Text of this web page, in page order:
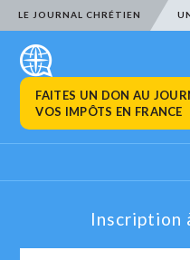
LE JOURNAL CHRÉTIEN
FAITES UN DON AU
VOS IMPÔTS EN FRANCE
Inscription